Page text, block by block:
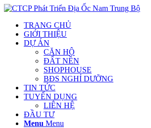
TRANG CHỦ
GIỚI THIỆU
DỰ ÁN
CĂN HỘ
ĐẤT NỀN
SHOPHOUSE
BĐS NGHỈ DƯỠNG
TIN TỨC
TUYỂN DỤNG
LIÊN HỆ
ĐẦU TƯ
Menu Menu